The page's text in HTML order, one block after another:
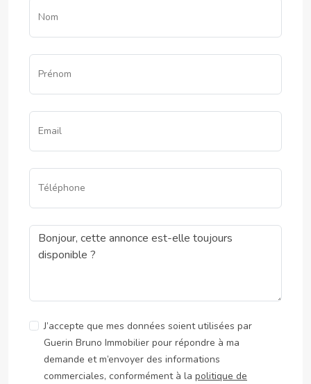
Nom
Prénom
Email
Téléphone
J’accepte que mes données soient utilisées par
Guerin Bruno Immobilier pour répondre à ma
demande et m’envoyer des informations
commerciales, conformément à la politique de